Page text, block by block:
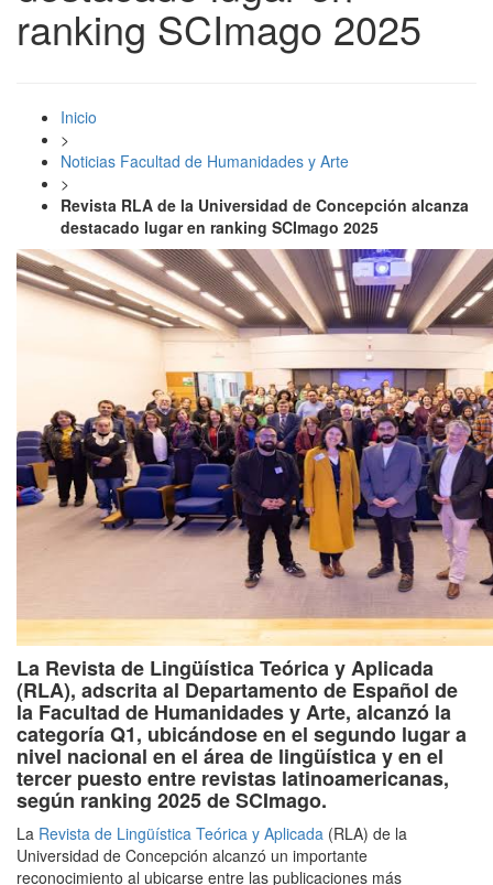
ranking SCImago 2025
Inicio
>
Noticias Facultad de Humanidades y Arte
>
Revista RLA de la Universidad de Concepción alcanza
destacado lugar en ranking SCImago 2025
La Revista de Lingüística Teórica y Aplicada
(RLA), adscrita al Departamento de Español de
la Facultad de Humanidades y Arte, alcanzó la
categoría Q1, ubicándose en el segundo lugar a
nivel nacional en el área de lingüística y en el
tercer puesto entre revistas latinoamericanas,
según ranking 2025 de SCImago.
La Revista de Lingüística Teórica y Aplicada (RLA) de la
Universidad de Concepción alcanzó un importante
reconocimiento al ubicarse entre las publicaciones más